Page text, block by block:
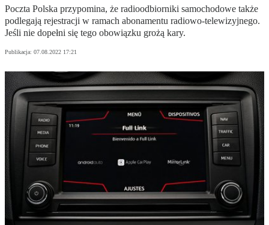
Poczta Polska przypomina, że radioodbiorniki samochodowe także
podlegają rejestracji w ramach abonamentu radiowo-telewizyjnego.
Jeśli nie dopełni się tego obowiązku grożą kary.
Publikacja: 07.08.2022 17:21